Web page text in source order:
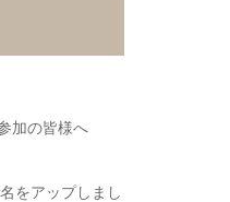
加の皆様へ
をアップしまし